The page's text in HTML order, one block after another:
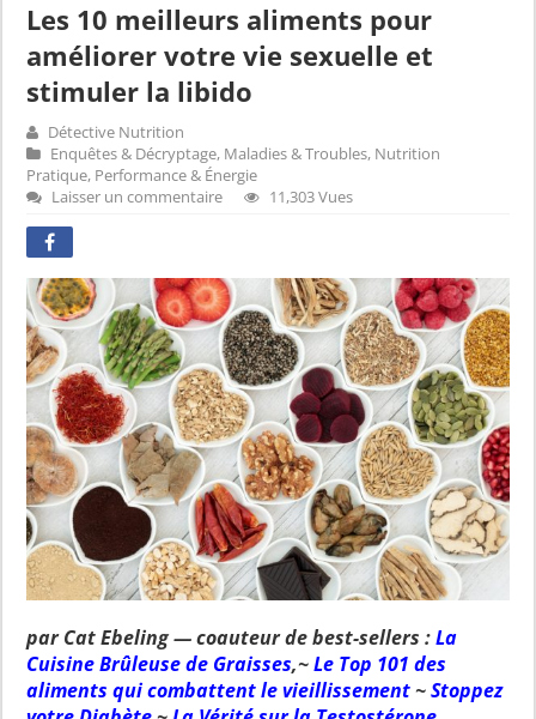
Les 10 meilleurs aliments pour
améliorer votre vie sexuelle et
stimuler la libido
Détective Nutrition
Enquêtes & Décryptage, Maladies & Troubles, Nutrition
Pratique, Performance & Énergie
Laisser un commentaire
11,303 Vues
par Cat Ebeling — coauteur de best-sellers :La
Cuisine Brûleuse de Graisses,~Le Top 101 des
aliments qui combattent le vieillissement~Stoppez